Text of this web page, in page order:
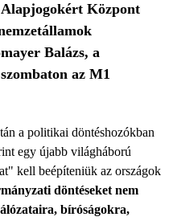
Alapjogokért Központ
Balázs, a
az M1
a politikai döntéshozókban
egy újabb világháború
kell beépíteniük az országok
döntéseket nem
bíróságokra,